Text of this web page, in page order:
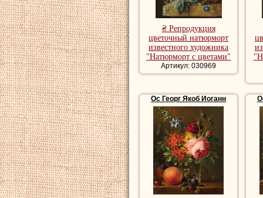
₴ Репродукция
цветочный натюрморт
известного художника
"Натюрморт с цветами"
Артикул: 030969
Ос Георг Якоб Иоганн